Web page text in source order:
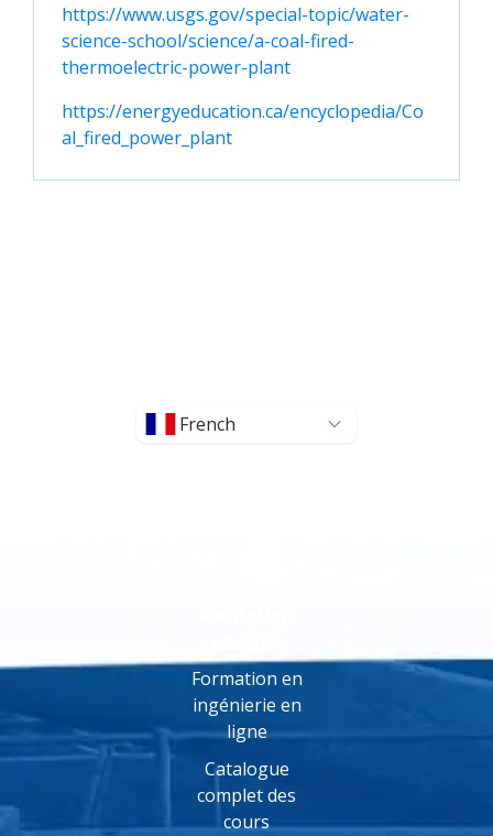
https://www.usgs.gov/special-topic/water-
science-school/science/a-coal-fired-
thermoelectric-power-plant
https://energyeducation.ca/encyclopedia/Co
al_fired_power_plant
French
Formation en
ingénierie en
ligne
Catalogue
complet des
cours